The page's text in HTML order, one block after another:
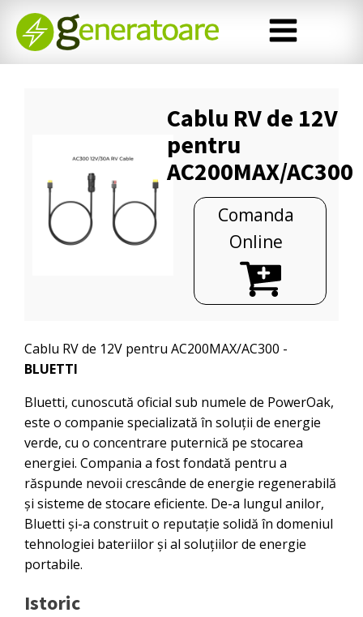
Cablu RV de 12V
pentru
AC200MAX/AC300
Comanda
Online
Cablu RV de 12V pentru AC200MAX/AC300 -
BLUETTI
Bluetti, cunoscută oficial sub numele de PowerOak,
este o companie specializată în soluții de energie
verde, cu o concentrare puternică pe stocarea
energiei. Compania a fost fondată pentru a
răspunde nevoii crescânde de energie regenerabilă
și sisteme de stocare eficiente. De-a lungul anilor,
Bluetti și-a construit o reputație solidă în domeniul
tehnologiei bateriilor și al soluțiilor de energie
portabile.
Istoric